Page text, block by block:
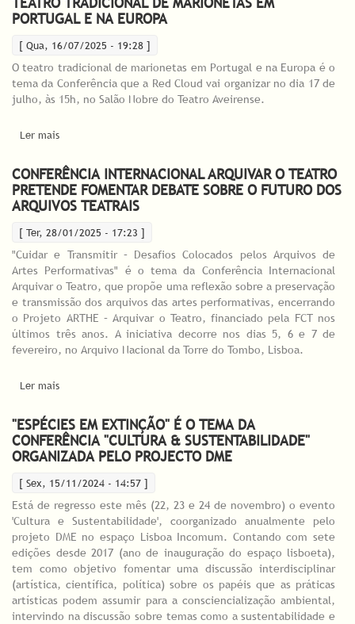
PORTUGAL E NA EUROPA
[ Qua, 16/07/2025 - 19:28 ]
O teatro tradicional de marionetas em Portugal e na Europa é o
tema da Conferência que a Red Cloud vai organizar no dia 17 de
julho, às 15h, no Salão Nobre do Teatro Aveirense.
Ler mais
CONFERÊNCIA INTERNACIONAL ARQUIVAR O TEATRO
PRETENDE FOMENTAR DEBATE SOBRE O FUTURO DOS
ARQUIVOS TEATRAIS
[ Ter, 28/01/2025 - 17:23 ]
"Cuidar e Transmitir – Desafios Colocados pelos Arquivos de
Artes Performativas" é o tema da Conferência Internacional
Arquivar o Teatro, que propõe uma reflexão sobre a preservação
e transmissão dos arquivos das artes performativas, encerrando
o Projeto ARTHE – Arquivar o Teatro, financiado pela FCT nos
últimos três anos. A iniciativa decorre nos dias 5, 6 e 7 de
fevereiro, no Arquivo Nacional da Torre do Tombo, Lisboa.
Ler mais
"ESPÉCIES EM EXTINÇÃO" É O TEMA DA
CONFERÊNCIA "CULTURA & SUSTENTABILIDADE"
ORGANIZADA PELO PROJECTO DME
[ Sex, 15/11/2024 - 14:57 ]
Está de regresso este mês (22, 23 e 24 de novembro) o evento
'Cultura e Sustentabilidade', coorganizado anualmente pelo
projeto DME no espaço Lisboa Incomum. Contando com sete
edições desde 2017 (ano de inauguração do espaço lisboeta),
tem como objetivo fomentar uma discussão interdisciplinar
(artística, científica, política) sobre os papéis que as práticas
artísticas podem assumir para a consciencialização ambiental,
intervindo na discussão sobre temas como a sustentabilidade e